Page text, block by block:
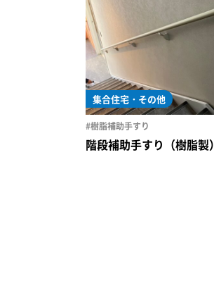
集合住宅・その他
#樹脂補助手すり
階段補助手すり（樹脂製）